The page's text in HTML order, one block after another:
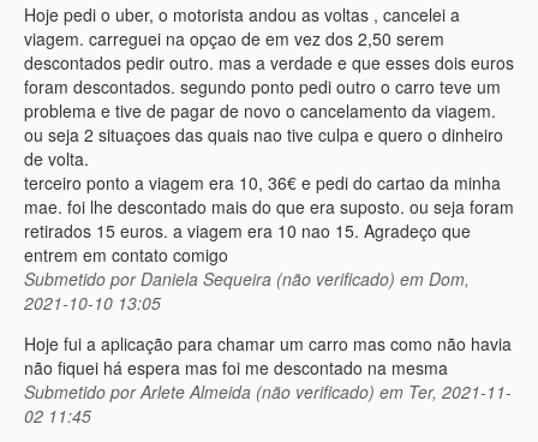
Hoje pedi o uber, o motorista andou as voltas , cancelei a
viagem. carreguei na opçao de em vez dos 2,50 serem
descontados pedir outro. mas a verdade e que esses dois euros
foram descontados. segundo ponto pedi outro o carro teve um
problema e tive de pagar de novo o cancelamento da viagem.
ou seja 2 situaçoes das quais nao tive culpa e quero o dinheiro
de volta.
terceiro ponto a viagem era 10, 36€ e pedi do cartao da minha
mae. foi lhe descontado mais do que era suposto. ou seja foram
retirados 15 euros. a viagem era 10 nao 15. Agradeço que
entrem em contato comigo
Submetido porDaniela Sequeira (não verificado) em Dom,
2021-10-10 13:05
Hoje fui a aplicação para chamar um carro mas como não havia
não fiquei há espera mas foi me descontado na mesma
Submetido porArlete Almeida (não verificado) em Ter, 2021-11-
02 11:45